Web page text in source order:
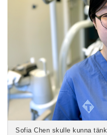
Sofia Chen skulle kunna